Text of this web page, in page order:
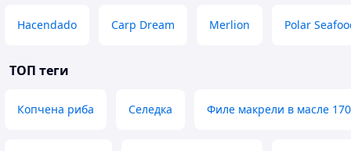
Hacendado Carp Dream Merlion Polar
ТОП теги
Копчена риба Селедка Филе макрели в масле